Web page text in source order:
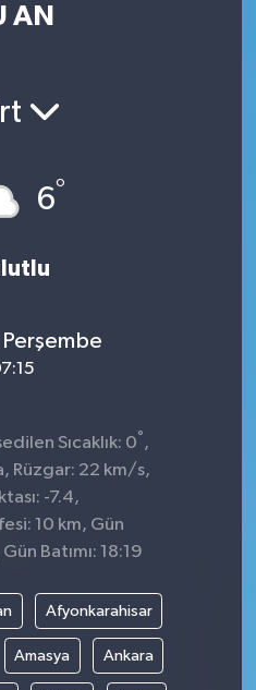
AN
6°
Sıcaklık: 0° ,
Rüzgar: 22 km/s,
-7.4,
10 km, Gün
Batımı: 18:19
Afyonkarahisar
Amasya Ankara